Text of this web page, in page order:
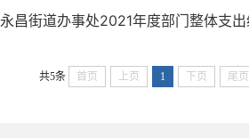
永昌街道办事处2021年度部门整体支
共5条 首页 上页 1 下页 尾页